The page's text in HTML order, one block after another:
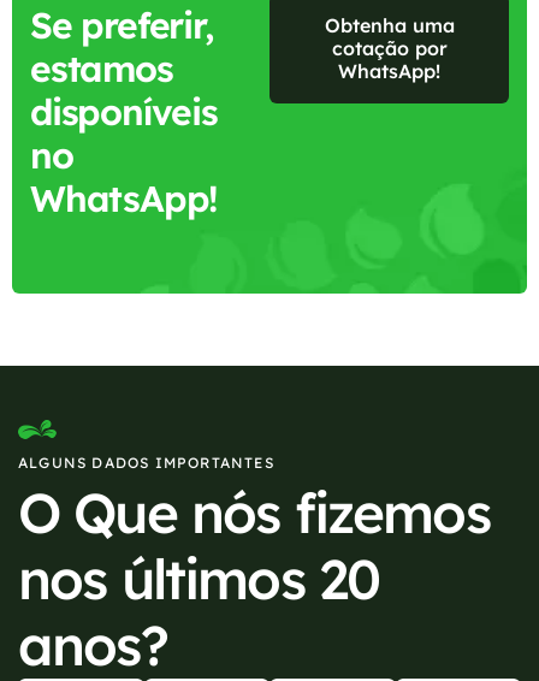
Se preferir,
estamos
disponíveis
no
WhatsApp!
Obtenha uma
cotação por
WhatsApp!
ALGUNS DADOS IMPORTANTES
O Que nós fizemos
nos últimos 20
anos?